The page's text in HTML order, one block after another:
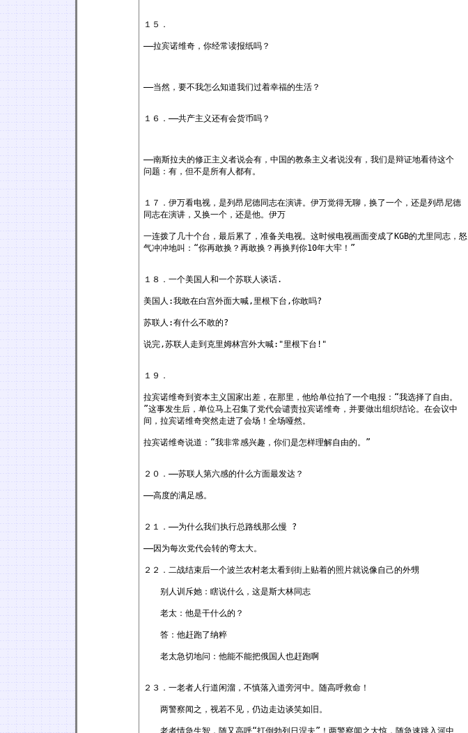
１５．
——拉宾诺维奇，你经常读报纸吗？
——当然，要不我怎么知道我们过着幸福的生活？
１６．——共产主义还有会货币吗？
——南斯拉夫的修正主义者说会有，中国的教条主义者说没有，我们是辩证地看待这个
问题：有，但不是所有人都有。
１７．伊万看电视，是列昂尼德同志在演讲。伊万觉得无聊，换了一个，还是列昂尼德
同志在演讲，又换一个，还是他。伊万
一连拨了几十个台，最后累了，准备关电视。这时候电视画面变成了KGB的尤里同志，怒
气冲冲地叫：“你再敢换？再敢换？再换判你10年大牢！”
１８．一个美国人和一个苏联人谈话.
美国人:我敢在白宫外面大喊,里根下台,你敢吗?
苏联人:有什么不敢的?
说完,苏联人走到克里姆林宫外大喊:"里根下台!"
１９．
拉宾诺维奇到资本主义国家出差，在那里，他给单位拍了一个电报：“我选择了自由。
”这事发生后，单位马上召集了党代会谴责拉宾诺维奇，并要做出组织结论。在会议中
间，拉宾诺维奇突然走进了会场！全场哑然。
拉宾诺维奇说道：“我非常感兴趣，你们是怎样理解自由的。”
２０．——苏联人第六感的什么方面最发达？
——高度的满足感。
２１．——为什么我们执行总路线那么慢 ?
——因为每次党代会转的弯太大。
２２．二战结束后一个波兰农村老太看到街上贴着的照片就说像自己的外甥
别人训斥她：瞎说什么，这是斯大林同志
老太：他是干什么的？
答：他赶跑了纳粹
老太急切地问：他能不能把俄国人也赶跑啊
２３．一老者人行道闲溜，不慎落入道旁河中。随高呼救命！
两警察闻之，视若不见，仍边走边谈笑如旧。
老者情急生智，随又高呼“打倒勃列日涅夫”！两警察闻之大惊，随急速跳入河中